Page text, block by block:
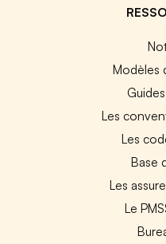
Modèles
Les
Les
Base
Les
Le